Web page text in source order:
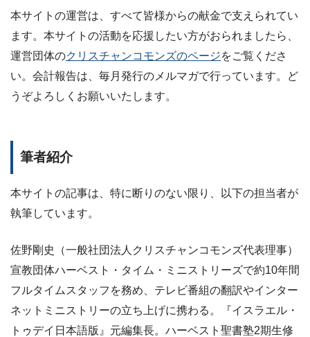
本サイトの運営は、すべて皆様からの献金で支えられてい
ます。本サイトの活動を応援したい方がおられましたら、
運営団体のクリスチャンコモンズのページをご覧くださ
い。会計報告は、毎月発行のメルマガで行っています。ど
うぞよろしくお願いいたします。
筆者紹介
本サイトの記事は、特に断りのない限り、以下の担当者が
執筆しています。
佐野剛史（一般社団法人クリスチャンコモンズ代表理事）
宣教団体ハーベスト・タイム・ミニストリーズで約10年間
フルタイムスタッフを務め、テレビ番組の翻訳やインター
ネットミニストリーの立ち上げに携わる。『イスラエル・
トゥデイ日本語版』元編集長。ハーベスト聖書塾2期生修